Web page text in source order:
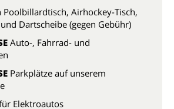
Poolbillardtisch, Airhockey-Tisch,
Dartscheibe (gegen Gebühr)
Auto-, Fahrrad- und
Parkplätze auf unserem
Elektroautos